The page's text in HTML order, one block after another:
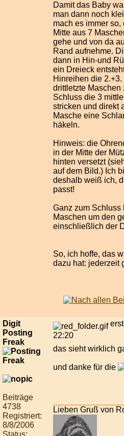
Damit das Baby
man dann noch
mach es immer
Mitte aus 7
gehe und von da
Rand aufnehme.
dann in Hin-und
ein Dreieck
Hinreihen die
drittletzte Maschen
Schluss die 3
stricken und direkt
Masche eine
häkeln.
Hinweis: die
in der Mitte der
hinten versetzt
auf dem Bild.) Ich
deshalb weiß ich,
passt!
Ganz zum
Maschen um den
einschließlich der
So, ich hoffe, das
dazu hat: jederzeit
Digit
Posting
Freak
Beiträge
4738
Registriert:
8/8/2006
22:20
das sieht wirklich
und danke für die
Lieben Gruß von